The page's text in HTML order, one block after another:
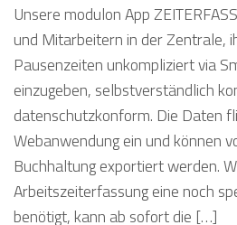
Unsere modulon App
und Mitarbeitern in der Zentrale,
Pausenzeiten unkompliziert via
einzugeben, selbstverständlich
datenschutzkonform. Die Daten
Webanwendung ein und können
Buchhaltung exportiert werden.
Arbeitszeiterfassung eine noch
benötigt, kann ab sofort die […]